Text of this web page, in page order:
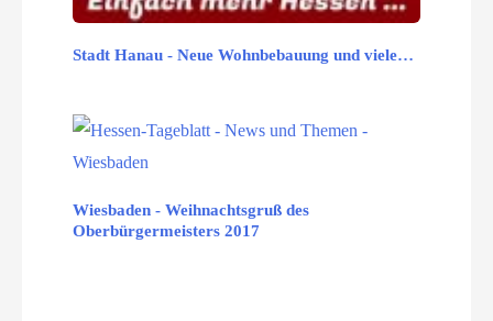
Stadt Hanau - Neue Wohnbebauung und viele…
Wiesbaden - Weihnachtsgruß des
Oberbürgermeisters 2017